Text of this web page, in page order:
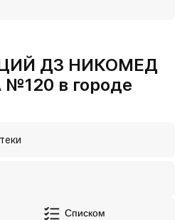
Д3 НИКОМЕД
в городе
Списком